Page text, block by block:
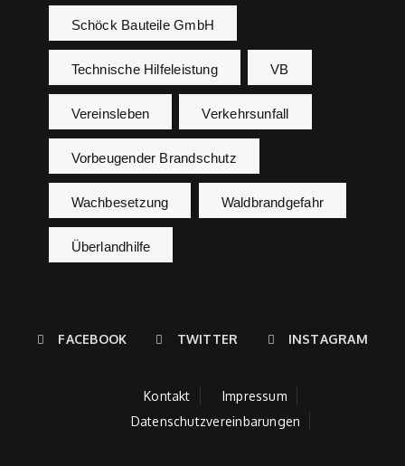
Schöck Bauteile GmbH
Technische Hilfeleistung VB
Vereinsleben Verkehrsunfall
Vorbeugender Brandschutz
Wachbesetzung Waldbrandgefahr
Überlandhilfe
FACEBOOK TWITTER INSTAGRAM
Kontakt
Impressum
Datenschutzvereinbarungen